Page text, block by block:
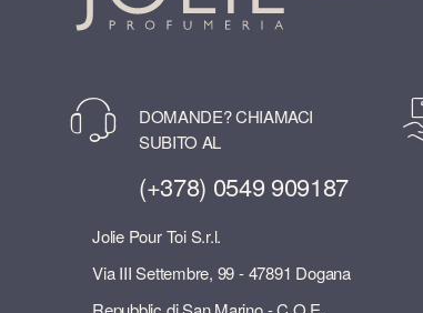
DOMANDE? CHIAMACI
SUBITO AL
(+378) 0549 909187
Jolie Pour Toi S.r.l.
Via III Settembre, 99 - 47891 Dogana